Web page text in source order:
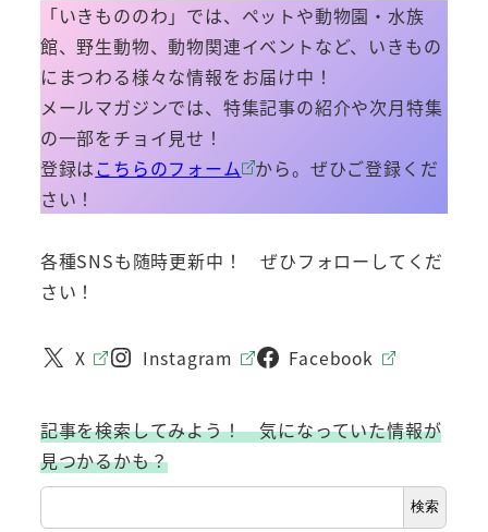
「いきもののわ」では、ペットや動物園・水族
館、野生動物、動物関連イベントなど、いきもの
にまつわる様々な情報をお届け中！
メールマガジンでは、特集記事の紹介や次月特集
の一部をチョイ見せ！
登録はこちらのフォーム
から。ぜひご登録くだ
さい！
各種SNSも随時更新中！ ぜひフォローしてくだ
さい！
X Instagram Facebook
記事を検索してみよう！ 気になっていた情報が
見つかるかも？
検索